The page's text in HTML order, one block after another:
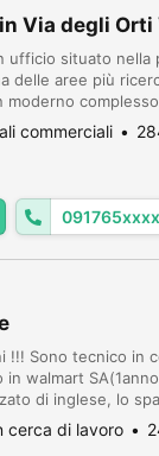
Via degli
ufficio situato
delle aree più
moderno
e accessibilità.
commerciali
091765xxxx
!!! Sono tecnico in
walmart
di inglese, lo
a Torino .Non
cerca di lavoro